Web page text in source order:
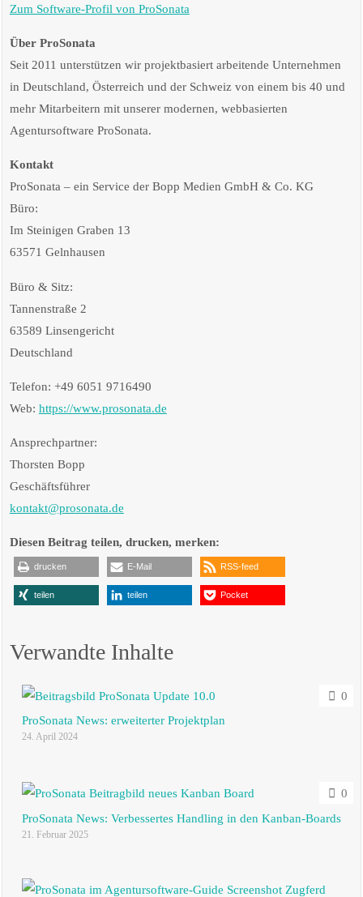
Zum Software-Profil von ProSonata
Über ProSonata
Seit 2011 unterstützen wir projektbasiert arbeitende Unternehmen
in Deutschland, Österreich und der Schweiz von einem bis 40 und
mehr Mitarbeitern mit unserer modernen, webbasierten
Agentursoftware ProSonata.
Kontakt
ProSonata – ein Service der Bopp Medien GmbH & Co. KG
Büro:
Im Steinigen Graben 13
63571 Gelnhausen
Büro & Sitz:
Tannenstraße 2
63589 Linsengericht
Deutschland
Telefon: +49 6051 9716490
Web: https://www.prosonata.de
Ansprechpartner:
Thorsten Bopp
Geschäftsführer
kontakt@prosonata.de
Diesen Beitrag teilen, drucken, merken:
drucken E-Mail RSS-feed
teilen teilen Pocket
Verwandte Inhalte
0
ProSonata News: erweiterter Projektplan
24. April 2024
0
ProSonata News: Verbessertes Handling in den Kanban-Boards
21. Februar 2025